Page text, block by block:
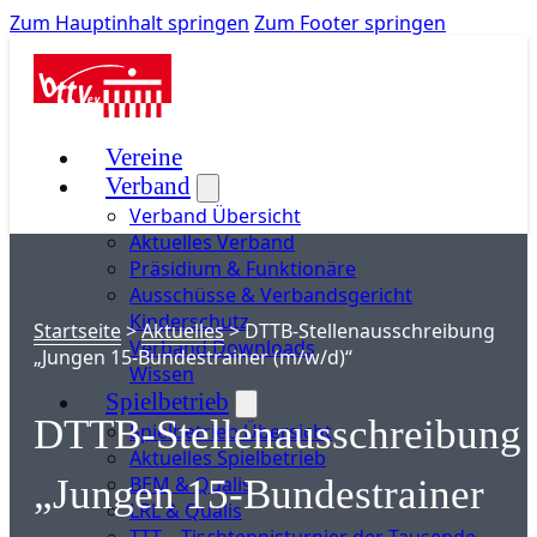
Zum Hauptinhalt springen Zum Footer springen
Vereine
Verband
Verband Übersicht
Aktuelles Verband
Präsidium & Funktionäre
Ausschüsse & Verbandsgericht
Kinderschutz
Verband Downloads
Wissen
Spielbetrieb
Spielbetrieb Übersicht
Aktuelles Spielbetrieb
BEM & Qualis
LRL & Qualis
Startseite>Aktuelles>DTTB-Stellenausschreibung
„Jungen 15-Bundestrainer (m/w/d)“
DTTB-Stellenausschreibung
„Jungen 15-Bundestrainer